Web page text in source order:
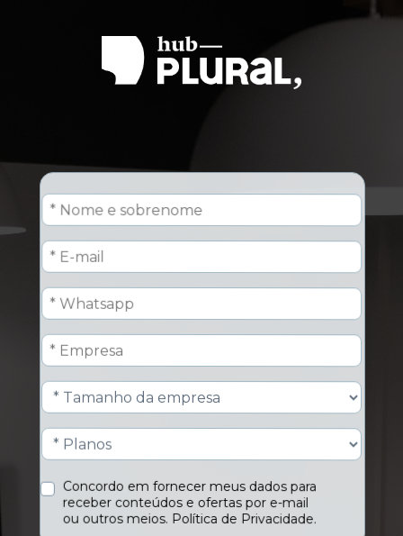
Concordo em fornecer meus dados para
receber conteúdos e ofertas por e-mail
ou outros meios. Política de Privacidade.